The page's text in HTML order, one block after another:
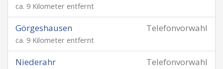
ca. 9 Kilometer entfernt
Telefonvorwahl
Görgeshausen
ca. 9 Kilometer entfernt
Telefonvorwahl
Niederahr